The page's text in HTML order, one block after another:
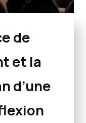
de
et la
d’une